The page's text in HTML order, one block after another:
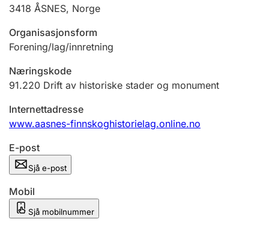
Ektepaktrettleiaren
Andre tema
3418 ÅSNES, Norge
Organisasjonsform
Forening/lag/innretning
Næringskode
91.220 Drift av historiske stader og monument
Internettadresse
www.aasnes-finnskoghistorielag.online.no
E-post
Sjå e-post
Mobil
Sjå mobilnummer